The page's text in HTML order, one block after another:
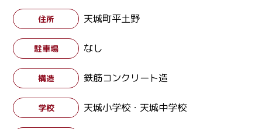
住所 天城町平土野
駐車場 なし
構造 鉄筋コンクリート造
学校 天城小学校・天城中学校